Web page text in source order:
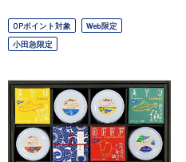
OPポイント対象
Web限定
小田急限定